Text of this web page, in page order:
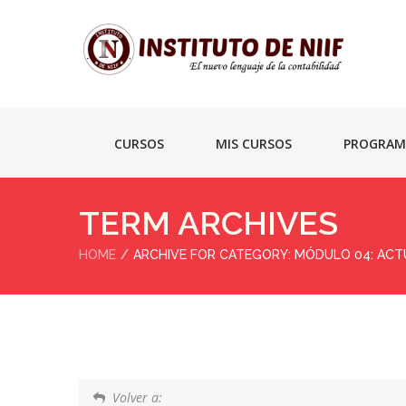
CURSOS MIS CURSOS
TERM ARCHIVES
HOME ARCHIVE FOR CATEGORY: MÓDULO 04:
Volver a: